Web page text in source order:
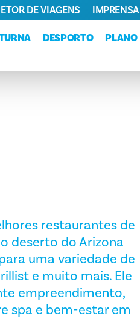
DESPORTO
PLANO
DE VIAGENS IMPRENSA
restaurantes de
deserto do Arizona
uma variedade de
e muito mais. Ele
empreendimento,
spa e bem-estar em